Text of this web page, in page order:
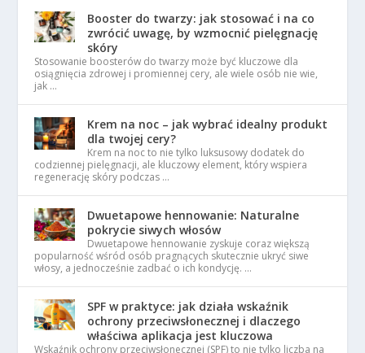
Booster do twarzy: jak stosować i na co
zwrócić uwagę, by wzmocnić pielęgnację
skóry
Stosowanie boosterów do twarzy może być kluczowe dla
osiągnięcia zdrowej i promiennej cery, ale wiele osób nie wie,
jak …
Krem na noc – jak wybrać idealny produkt
dla twojej cery?
Krem na noc to nie tylko luksusowy dodatek do
codziennej pielęgnacji, ale kluczowy element, który wspiera
regenerację skóry podczas …
Dwuetapowe hennowanie: Naturalne
pokrycie siwych włosów
Dwuetapowe hennowanie zyskuje coraz większą
popularność wśród osób pragnących skutecznie ukryć siwe
włosy, a jednocześnie zadbać o ich kondycję. …
SPF w praktyce: jak działa wskaźnik
ochrony przeciwsłonecznej i dlaczego
właściwa aplikacja jest kluczowa
Wskaźnik ochrony przeciwsłonecznej (SPF) to nie tylko liczba na